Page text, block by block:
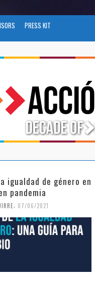
PRESS KIT
igualdad de género en
pandemia
07/06/2021